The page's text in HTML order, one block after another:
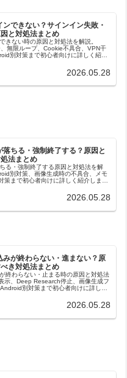
できない？サインイン失敗・
と対処法まとめ
きない時の原因と対処法を解説。
無限ループ、Cookie不具合、VPN干
別対策まで初心者向けに詳しく紹介
2026.05.28
ちる・強制終了する？原因と
法まとめ
る・強制終了する原因と対処法を解
別対策、画像生成時の不具合、メモ
策まで初心者向けに詳しく紹介しま
2026.05.28
が終わらない・進まない？原
き対処法まとめ
終わらない・止まる時の原因と対処法
示、Deep Research停止、画像生成フ
別対策まで初心者向けに詳しく
2026.05.28